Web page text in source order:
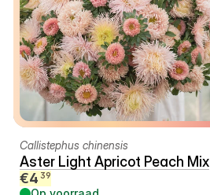
Callistephus chinensis
Aster Light Apricot Peach Mix
€4 39